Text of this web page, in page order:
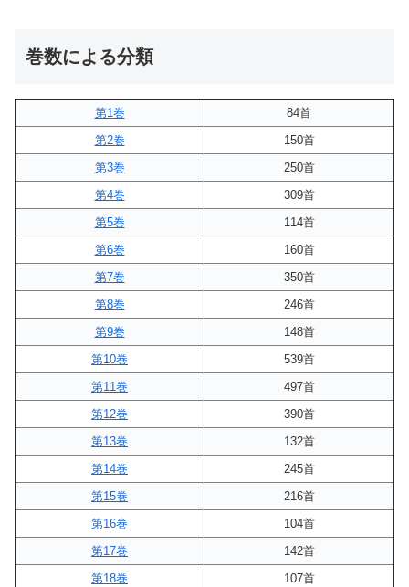
巻数による分類
第1巻
84首
第2巻
150首
第3巻
250首
第4巻
309首
第5巻
114首
第6巻
160首
第7巻
350首
第8巻
246首
第9巻
148首
第10巻
539首
第11巻
497首
第12巻
390首
第13巻
132首
第14巻
245首
第15巻
216首
第16巻
104首
第17巻
142首
第18巻
107首